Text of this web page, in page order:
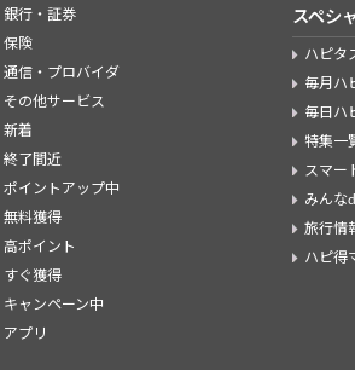
銀行・証券
保険
通信・プロバイダ
その他サービス
新着
終了間近
ポイントアップ中
無料獲得
高ポイント
すぐ獲得
キャンペーン中
アプリ
スペシ
ハピタ
毎月ハ
毎日ハ
特集一
スマー
みんな
旅行情
ハピ得